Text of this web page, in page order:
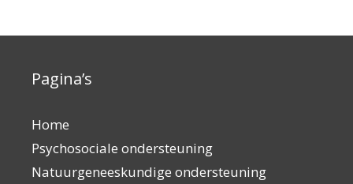
Pagina’s
Home
Psychosociale ondersteuning
Natuurgeneeskundige ondersteuning